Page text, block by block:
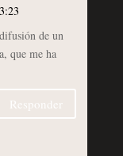
de un
que me ha
Responder